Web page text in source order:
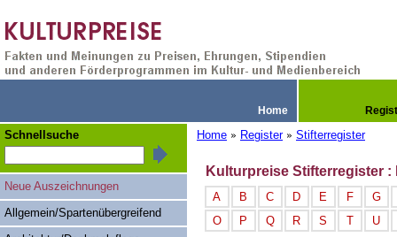
Home
Home » Register » Stifterregister
Kulturpreise Stifterregister
A B C D E F
G
O
P Q R S T U
Schnellsuche
Neue Auszeichnungen
Allgemein/Spartenübergreifend